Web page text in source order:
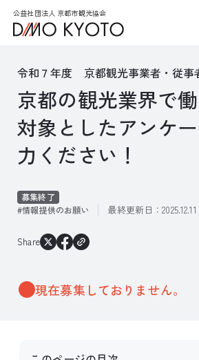
公益社団法人 京都市観光協会
令和７年度 京都観光事業者・従事
京都の観光業界で
対象としたアンケ
力ください！
募集終了
情報提供のお願い
最終更新日：2025.12.11
Share
現在募集しておりません。